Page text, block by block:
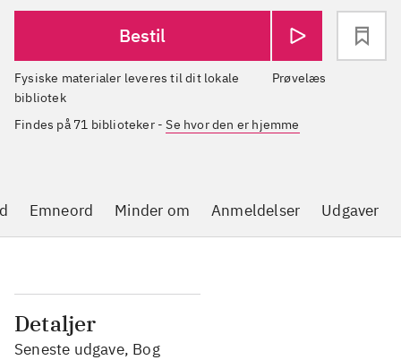
Bestil
Prøvelæs
Fysiske materialer leveres til dit lokale
bibliotek
Findes på 71 biblioteker-Se hvor den er hjemme
Emneord Minder om Anmeldelser Udgaver
Detaljer
Seneste udgave, Bog